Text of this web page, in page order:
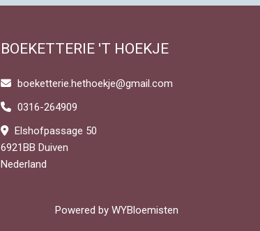
BOEKETTERIE 'T HOEKJE
boeketterie.hethoekje@gmail.com
0316-264909
Elshofpassage 50
6921BB Duiven
Nederland
Powered by WYBloemisten